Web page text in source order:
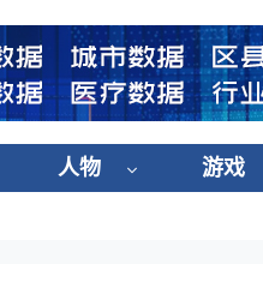
人物 游戏